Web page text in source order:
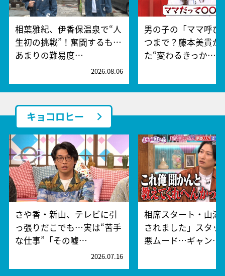
相葉雅紀、伊香保温泉で“人
生初の挑戦”！奮闘するも…
あまりの難易度…
2026.08.06
男の子の「ママ呼び
つまで？藤本美貴が
た“変わるきっか…
キョコロヒー
さや香・新山、テレビに引
っ張りだこでも…実は“苦手
な仕事”「その嘘…
2026.07.16
相席スタート・山添
されました」スタッ
悪ムード…ギャン…